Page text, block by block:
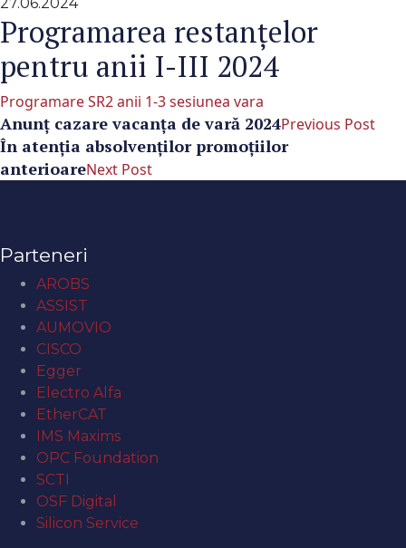
Programarea restanțelor
pentru anii I-III 2024
Programare SR2 anii 1-3 sesiunea vara
Anunț cazare vacanța de vară 2024Previous Post
În atenţia absolvenţilor promoţiilor
anterioareNext Post
Parteneri
AROBS
ASSIST
AUMOVIO
CISCO
Egger
Electro Alfa
EtherCAT
IMS Maxims
OPC Foundation
SCTI
OSF Digital
Silicon Service